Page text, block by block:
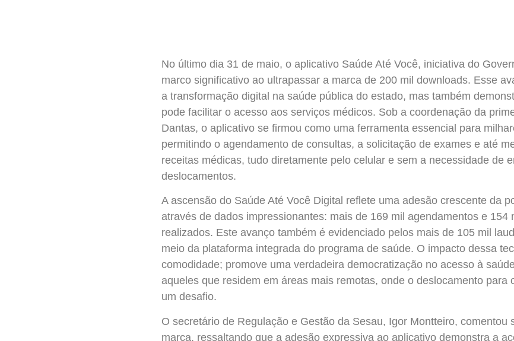
No último dia 31 de maio, o aplicativo Saúde Até Você, iniciativa do
marco significativo ao ultrapassar a marca de 200 mil downloads. Esse
a transformação digital na saúde pública do estado, mas também
pode facilitar o acesso aos serviços médicos. Sob a coordenação da
Dantas, o aplicativo se firmou como uma ferramenta essencial para
permitindo o agendamento de consultas, a solicitação de exames e até
receitas médicas, tudo diretamente pelo celular e sem a necessidade de
deslocamentos.
A ascensão do Saúde Até Você Digital reflete uma adesão crescente da
através de dados impressionantes: mais de 169 mil agendamentos e 154
realizados. Este avanço também é evidenciado pelos mais de 105 mil
meio da plataforma integrada do programa de saúde. O impacto dessa
comodidade; promove uma verdadeira democratização no acesso à
aqueles que residem em áreas mais remotas, onde o deslocamento para
um desafio.
O secretário de Regulação e Gestão da Sesau, Igor Montteiro, comentou
marca, ressaltando que a adesão expressiva ao aplicativo demonstra a